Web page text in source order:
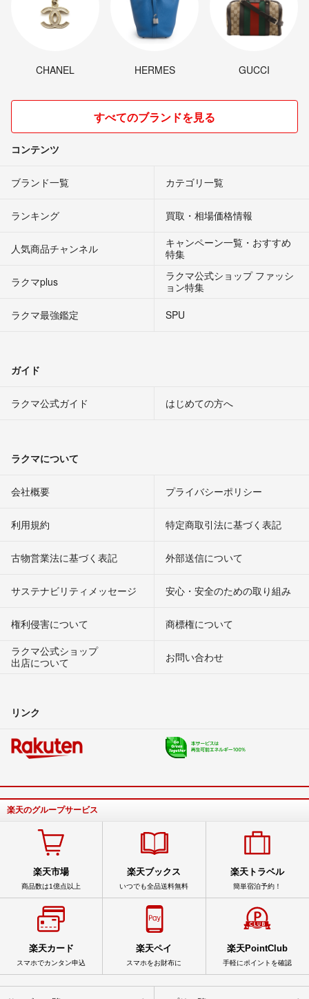
CHANEL HERMES GUCCI
すべてのブランドを見る
コンテンツ
ブランド一覧 カテゴリ一覧
ランキング 買取・相場価格情報
人気商品チャンネル
キャンペーン一覧・おすすめ
特集
ラクマplus
ラクマ公式ショップ ファッシ
ョン特集
ラクマ最強鑑定
SPU
ガイド
ラクマ公式ガイド はじめての方へ
ラクマについて
会社概要 プライバシーポリシー
利用規約 特定商取引法に基づく表記
古物営業法に基づく表記 外部送信について
サステナビリティメッセージ 安心・安全のための取り組み
権利侵害について
商標権について
ラクマ公式ショップ
出店について
お問い合わせ
リンク
楽天のグループサービス
楽天市場
商品数は1億点以上
楽天ブックス
いつでも全品送料無料
楽天トラベル
簡単宿泊予約！
楽天カード
スマホでカンタン申込
楽天ペイ
スマホをお財布に
楽天PointClub
手軽にポイントを確認